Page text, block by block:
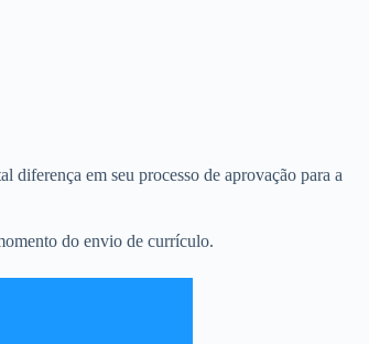
diferença em seu processo de aprovação para a
do envio de currículo.